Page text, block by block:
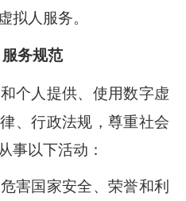
拟人服务。
务规范
个人提供、使用数字虚
、行政法规，尊重社会
事以下活动：
害国家安全、荣誉和利